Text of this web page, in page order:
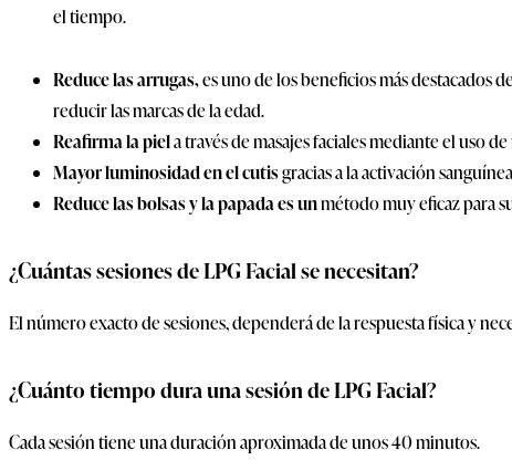
el tiempo.
Reduce las arrugas,es uno de los beneficios más destacados
reducir las marcas de la edad.
Reafirma la piela través de masajes faciales mediante el uso
Mayor luminosidad en el cutisgracias a la activación
Reduce las bolsas y la papada es unmétodo muy eficaz para
¿Cuántas sesiones de LPG Facial se necesitan?
El número exacto de sesiones, dependerá de la respuesta física y
¿Cuánto tiempo dura una sesión de LPG Facial?
Cada sesión tiene una duración aproximada de unos 40 minutos.